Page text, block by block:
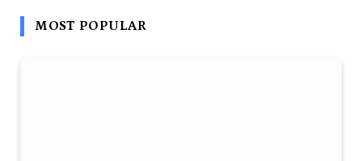
MOST POPULAR